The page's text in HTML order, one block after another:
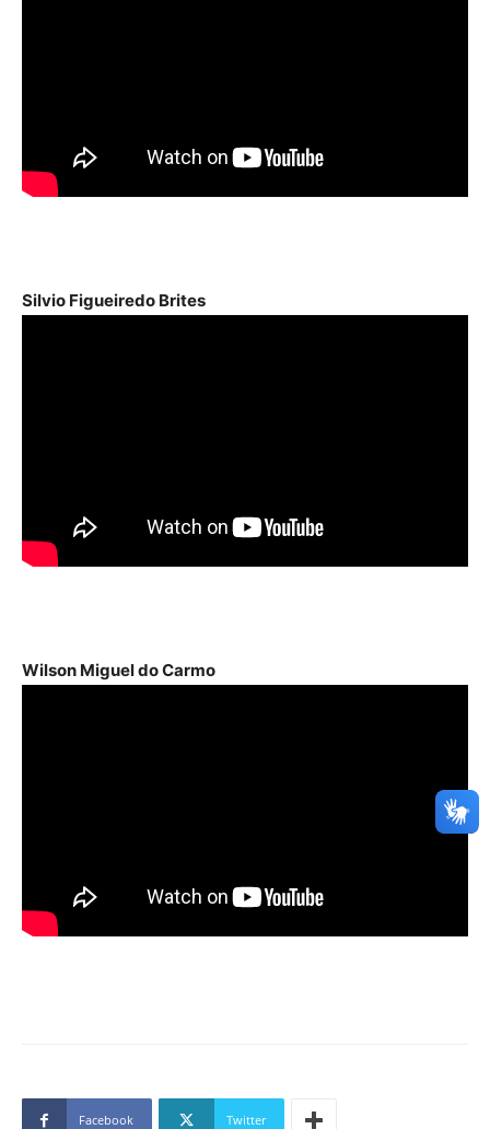
Silvio Figueiredo Brites
Wilson Miguel do Carmo
Facebook Twitter